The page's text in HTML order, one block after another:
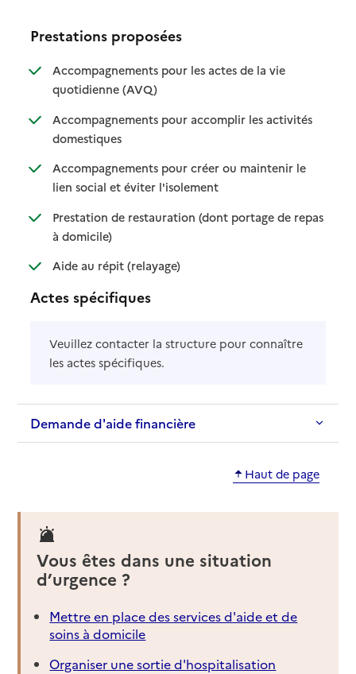
Prestations proposées
Accompagnements pour les actes de la vie
quotidienne (AVQ): disponible
: non disponible
Accompagnements pour accomplir les activités
domestiques: disponible
: non disponible
Accompagnements pour créer ou maintenir le
lien social et éviter l'isolement: disponible
: non disponible
Prestation de restauration (dont portage de repas
à domicile): disponible
: non disponible
Aide au répit (relayage): disponible
: non disponible
Actes spécifiques
Veuillez contacter la structure pour connaître
les actes spécifiques.
Demande d'aide financière
Haut de page
Vous êtes dans une situation
d’urgence ?
Mettre en place des services d'aide et de
soins à domicile
Organiser une sortie d'hospitalisation